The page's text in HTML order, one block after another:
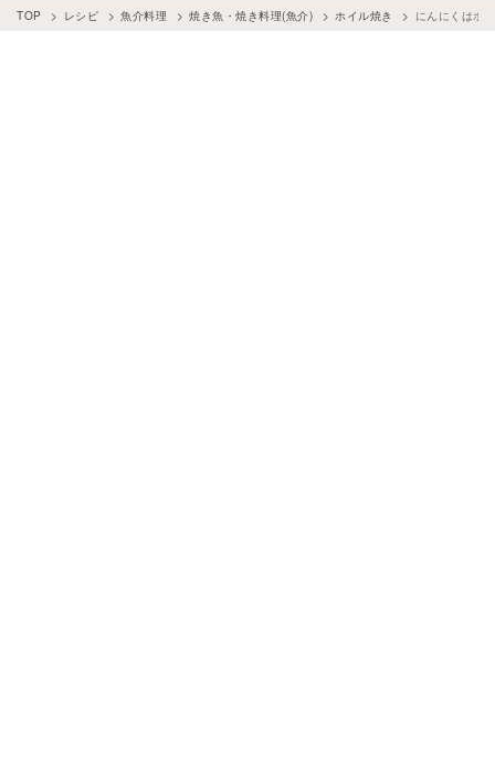
TOP レシピ 魚介料理 焼き魚・焼き料理(魚介) ホイル焼き にんにくはホ